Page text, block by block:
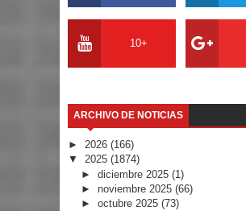
10+
ARCHIVO DE NOTICIAS
► 2026 (166)
▼ 2025 (1874)
► diciembre 2025 (1)
► noviembre 2025 (66)
► octubre 2025 (73)